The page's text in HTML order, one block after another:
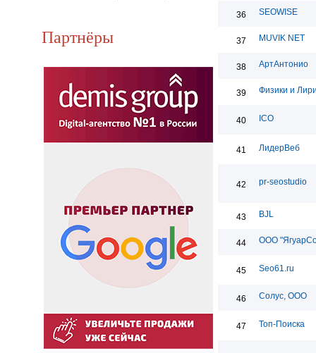
Партнёры
36 SEOWISE
37 MUVIK NET
38 АртАнтонио
39 Физики и
40 ICO
41 ЛидерВеб
42 pr-seostudio
43 BJL
44 ООО
45 Seo61.ru
46 Солус, ООО
47 Топ-Поиска